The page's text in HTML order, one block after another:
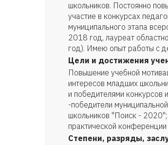
школьников. Постоянно
участие в конкурсах
муниципального этапа
2018 год, лауреат
год). Имею опыт работы с
Цели и достижения
Повышение учебной
интересов младших
и победителями конкурсов
-победители
школьников "Поиск -
практической
Степени, разряды,